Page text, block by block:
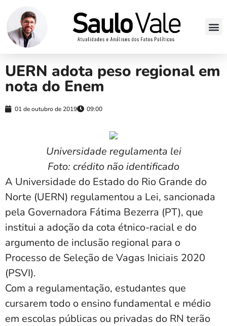
UERN adota peso regional em
nota do Enem
01 de outubro de 2019 09:00
Universidade regulamenta lei
Foto: crédito não identificado
A Universidade do Estado do Rio Grande do
Norte (UERN) regulamentou a Lei, sancionada
pela Governadora Fátima Bezerra (PT), que
institui a adoção da cota étnico-racial e do
argumento de inclusão regional para o
Processo de Seleção de Vagas Iniciais 2020
(PSVI).
Com a regulamentação, estudantes que
cursarem todo o ensino fundamental e médio
em escolas públicas ou privadas do RN terão